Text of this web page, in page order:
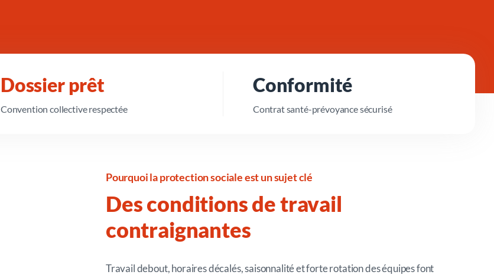
Dossier prêt
Convention collective respectée
Conformité
Contrat santé-prévoyance sécurisé
Pourquoi la protection sociale est un sujet clé
Des conditions de travail
contraignantes
Travail debout, horaires décalés, saisonnalité et forte rotation des équipes font